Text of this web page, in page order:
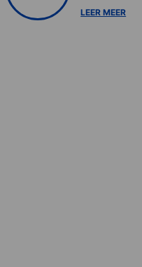
LEER MEER